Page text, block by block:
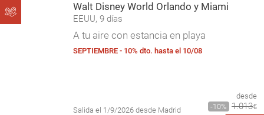
Walt Disney World Orlando y Miami
EEUU, 9 días
A tu aire con estancia en playa
SEPTIEMBRE - 10% dto. hasta el 10/08
Salida el 1/9/2026 desde Madrid
desde
10
1.013€